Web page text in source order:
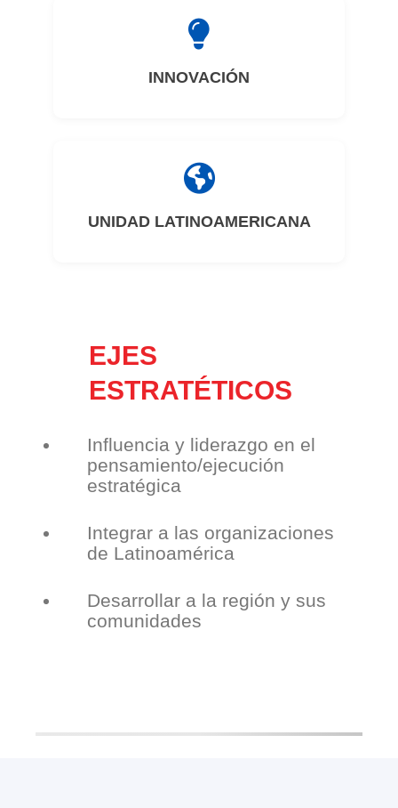
INNOVACIÓN
UNIDAD LATINOAMERICANA
EJES
ESTRATÉTICOS
Influencia y liderazgo en el
pensamiento/ejecución
estratégica
Integrar a las organizaciones
de Latinoamérica
Desarrollar a la región y sus
comunidades